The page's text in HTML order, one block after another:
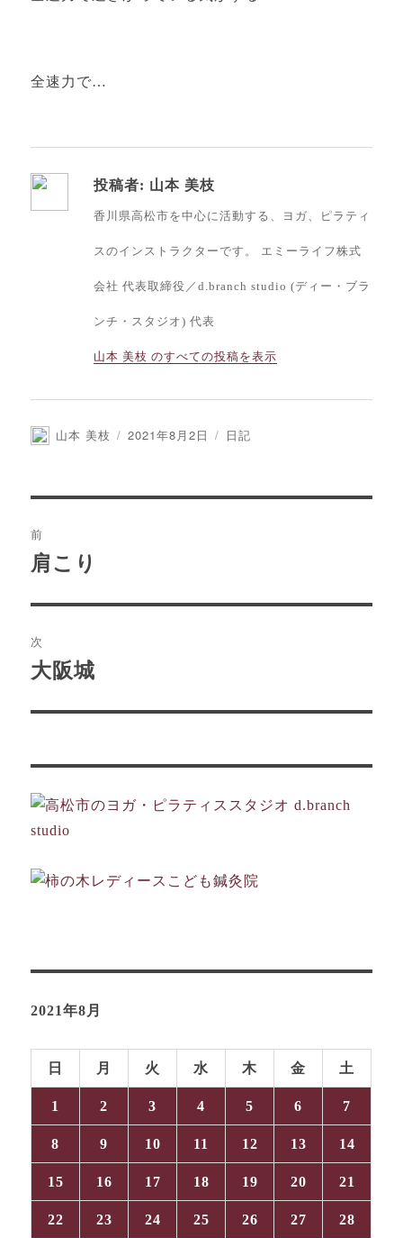
全速力で…
投稿者: 山本 美枝
香川県高松市を中心に活動する、ヨガ、ピラティ
スのインストラクターです。 エミーライフ株式
会社 代表取締役／d.branch studio (ディー・ブラ
ンチ・スタジオ) 代表
山本 美枝 のすべての投稿を表示
投
山本 美枝
投
2021年8月2日
カ
リ
日記
稿
ビ
ゲ
ー
ン
前
前
投
稿:
肩こり
次
次
投
大阪城
2021年8月
日 月 火 水 木 金 土
1 2 3 4 5 6 7
8 9 10 11 12 13 14
15 16 17 18 19 20 21
22 23 24 25 26 27 28